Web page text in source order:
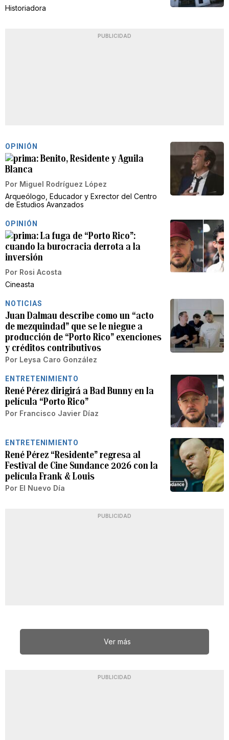
Historiadora
PUBLICIDAD
OPINIÓN
Benito, Residente y Aguila
Blanca
Por Miguel Rodríguez López
Arqueólogo, Educador y Exrector del Centro
de Estudios Avanzados
OPINIÓN
La fuga de “Porto Rico”:
cuando la burocracia derrota a la
inversión
Por Rosi Acosta
Cineasta
NOTICIAS
Juan Dalmau describe como un “acto
de mezquindad” que se le niegue a
producción de “Porto Rico” exenciones
y créditos contributivos
Por Leysa Caro González
ENTRETENIMIENTO
René Pérez dirigirá a Bad Bunny en la
película “Porto Rico”
Por Francisco Javier Díaz
ENTRETENIMIENTO
René Pérez “Residente” regresa al
Festival de Cine Sundance 2026 con la
película Frank & Louis
Por El Nuevo Día
PUBLICIDAD
Ver más
PUBLICIDAD